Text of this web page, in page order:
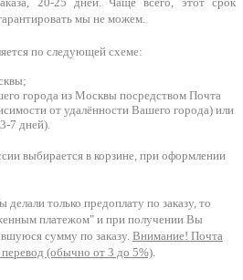
мы не можем.
по следующей схеме:
города из Москвы посредством Почта
от удалённости Вашего города) или
7 дней).
выбирается в корзине, при оформлении
только предоплату по заказу, то
платежом" и при получении Вы
сумму по заказу. Внимание! Почта
перевод (обычно от 3 до 5%).